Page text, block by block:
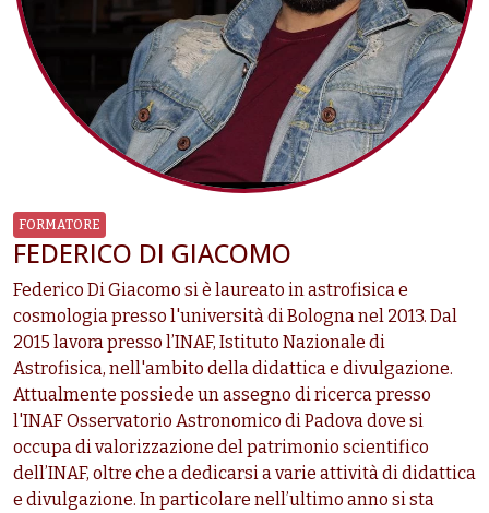
FORMATORE
FEDERICO DI GIACOMO
Federico Di Giacomo si è laureato in astrofisica e
cosmologia presso l'università di Bologna nel 2013. Dal
2015 lavora presso l’INAF, Istituto Nazionale di
Astrofisica, nell'ambito della didattica e divulgazione.
Attualmente possiede un assegno di ricerca presso
l'INAF Osservatorio Astronomico di Padova dove si
occupa di valorizzazione del patrimonio scientifico
dell’INAF, oltre che a dedicarsi a varie attività di didattica
e divulgazione. In particolare nell’ultimo anno si sta